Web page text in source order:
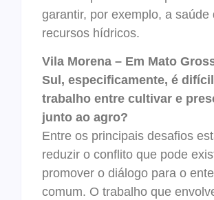
garantir, por exemplo, a saúde
recursos hídricos.
Vila Morena – Em Mato
Sul, especificamente, é
trabalho entre cultivar e
junto ao agro?
Entre os principais desafios
reduzir o conflito que pode
promover o diálogo para o
comum. O trabalho que